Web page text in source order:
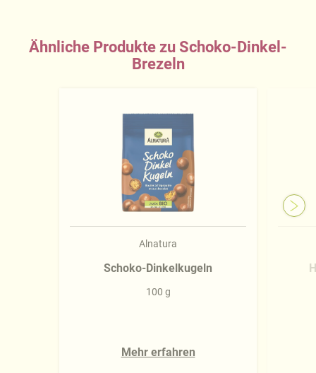
Ähnliche Produkte zu Schoko-Dinkel-
Brezeln
Alnatura
Schoko-Dinkelkugeln
100 g
Mehr erfahren